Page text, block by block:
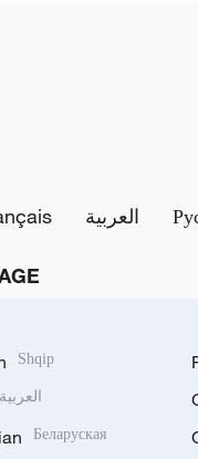
العربية
Shqip
العربية
Беларуская